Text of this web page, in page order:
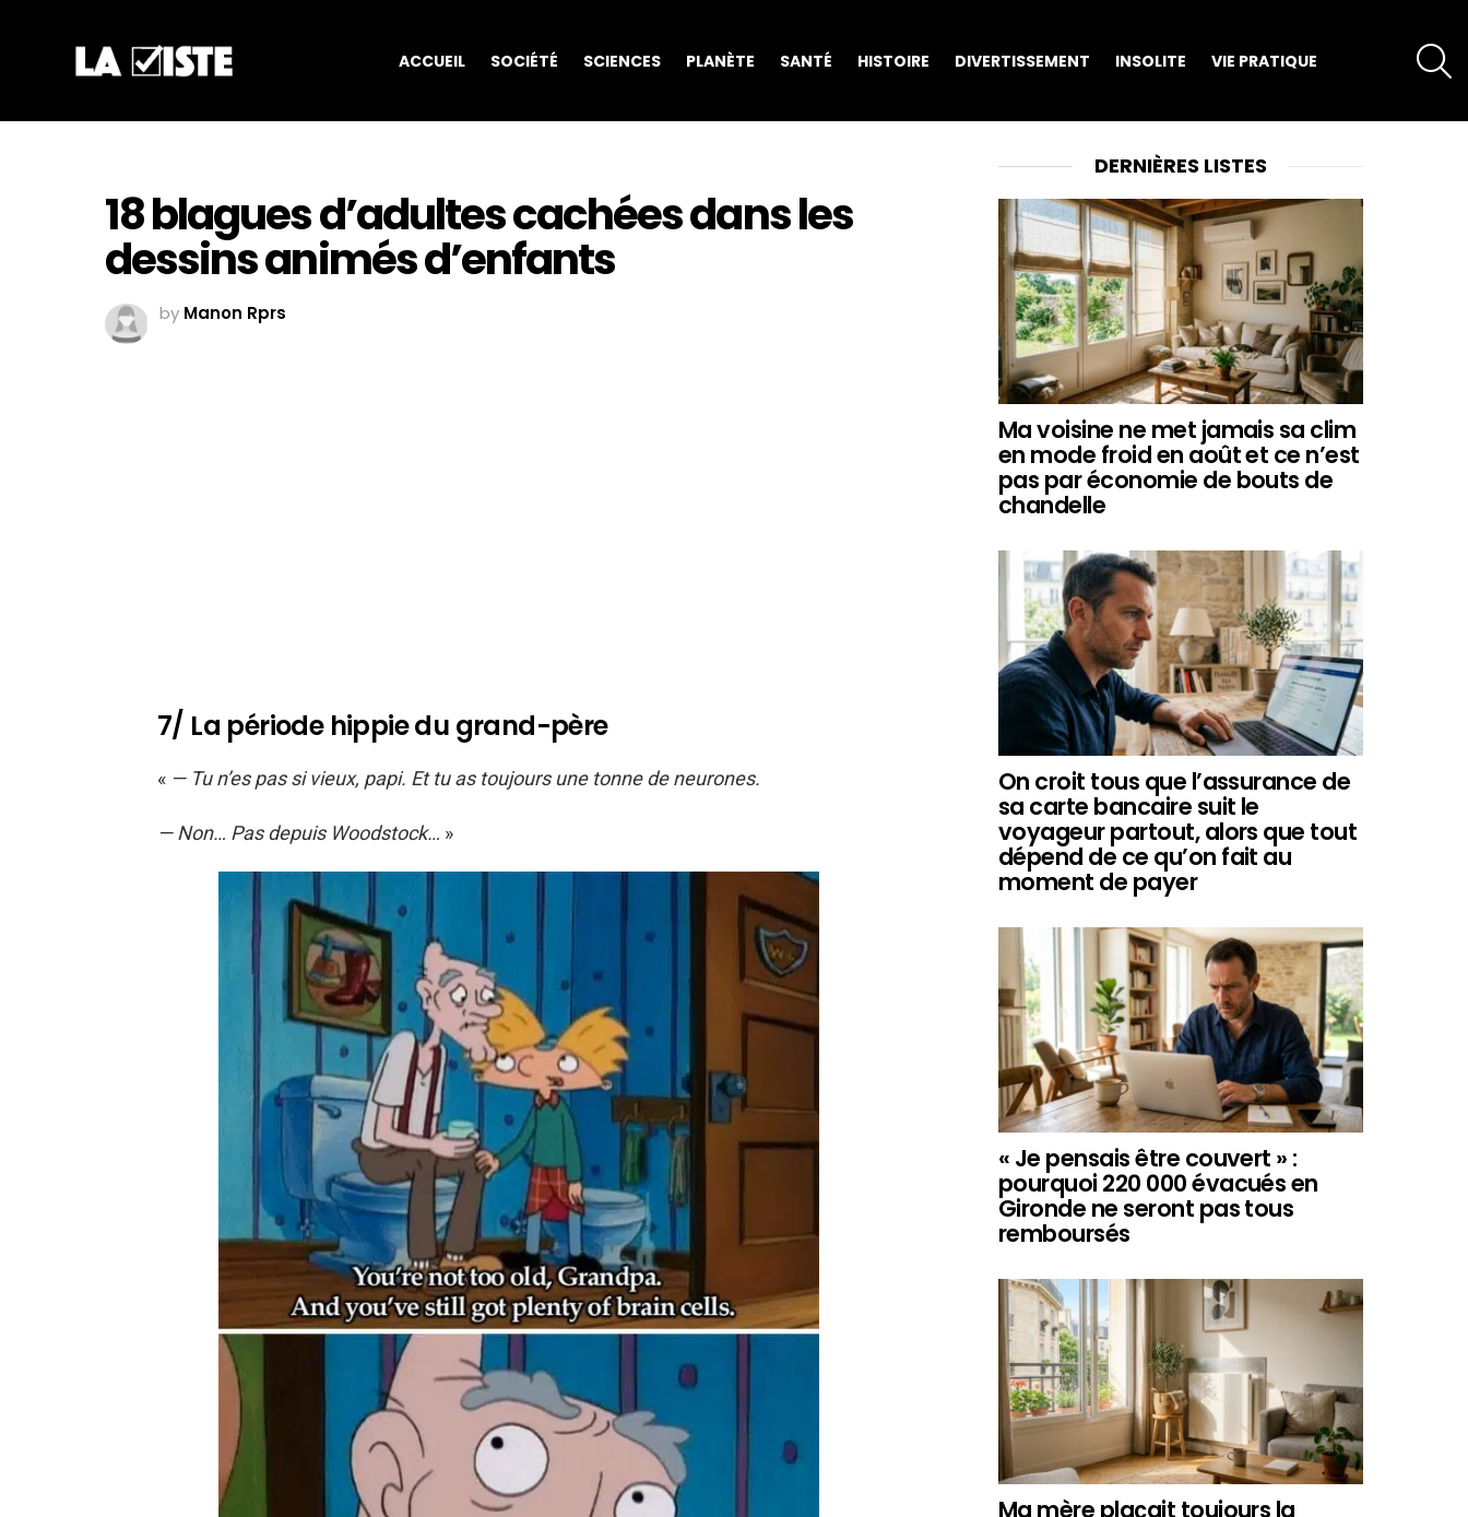
ACCUEIL SOCIÉTÉ SCIENCES PLANÈTE SANTÉ HISTOIRE DIVERTISSEMENT INSOLITE VIE PRATIQUE
18 blagues d’adultes cachées dans les
dessins animés d’enfants
by Manon Rprs
7/ La période hippie du grand-père
« — Tu n’es pas si vieux, papi. Et tu as toujours une tonne de neurones.
— Non… Pas depuis Woodstock… »
DERNIÈRES LISTES
Ma voisine ne met jamais sa clim
en mode froid en août et ce n’est
pas par économie de bouts de
chandelle
On croit tous que l’assurance de
sa carte bancaire suit le
voyageur partout, alors que tout
dépend de ce qu’on fait au
moment de payer
« Je pensais être couvert » :
pourquoi 220 000 évacués en
Gironde ne seront pas tous
remboursés
Ma mère plaçait toujours la